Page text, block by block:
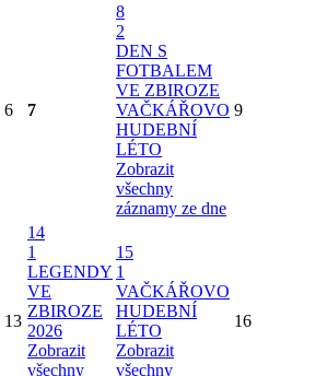
6 7
8
2
DEN S
FOTBALEM
VE ZBIROZE
VAČKÁŘOVO
HUDEBNÍ
LÉTO
Zobrazit
všechny
záznamy ze dne
9
13
14
1
LEGENDY
VE
ZBIROZE
2026
Zobrazit
všechny
15
1
VAČKÁŘOVO
HUDEBNÍ
LÉTO
Zobrazit
všechny
16